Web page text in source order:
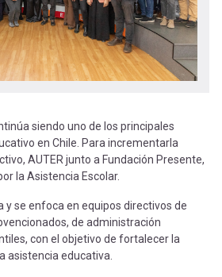
siendo uno de los principales
en Chile. Para incrementarla
AUTER junto a Fundación Presente,
la Asistencia Escolar.
y se enfoca en equipos directivos de
de administración
con el objetivo de fortalecer la
asistencia educativa.